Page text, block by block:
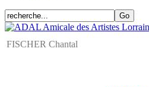
FISCHER Chantal